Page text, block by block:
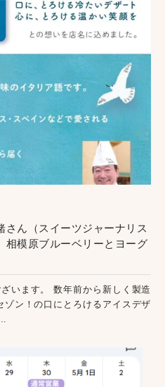
ん（スイーツジャーナリス
模原ブルーベリーとヨーグ
います。 数年前から新しく製造
ン！の口にとろけるアイスデザ